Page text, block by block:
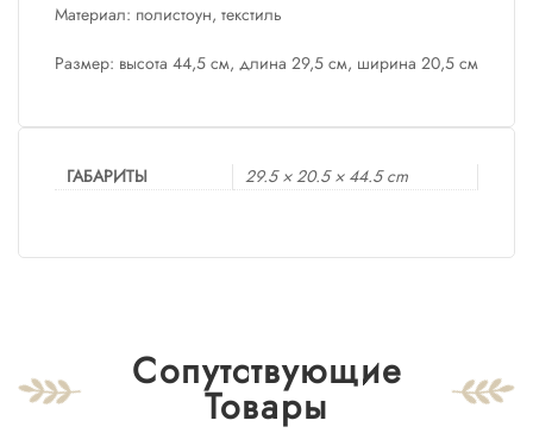
Материал: полистоун, текстиль
Размер: высота 44,5 см, длина 29,5 см, ширина 20,5 см
ГАБАРИТЫ 29.5 × 20.5 × 44.5 cm
Сопутствующие
Товары